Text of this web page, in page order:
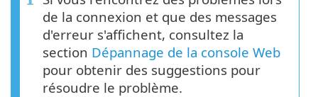
de la connexion et que des messages
d'erreur s'affichent, consultez la
section Dépannage de la console Web
pour obtenir des suggestions pour
résoudre le problème.